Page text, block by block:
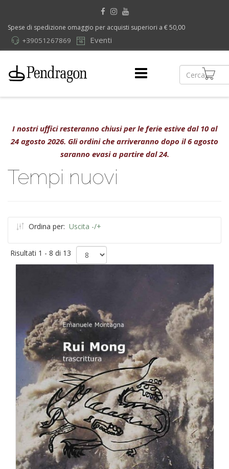
Spese di spedizione omaggio per acquisti superiori a € 50,00
Eventi
+39051267869
I nostri uffici resteranno chiusi per le ferie estive dal 10 al
24 agosto 2026. Gli ordini che arriveranno dopo il 6 agosto
saranno evasi a partire dal 24.
Tempi nuovi
Ordina per: Uscita -/+
Risultati 1 - 8 di 13